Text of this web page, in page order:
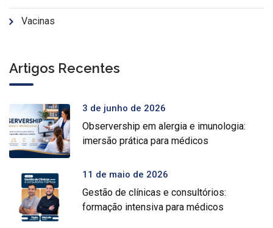
Vacinas
Artigos Recentes
3 de junho de 2026
Observership em alergia e imunologia:
imersão prática para médicos
11 de maio de 2026
Gestão de clínicas e consultórios:
formação intensiva para médicos